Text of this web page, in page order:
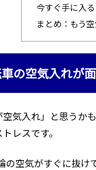
今すぐ手に入
まとめ：もう
の空気入れが
空気入れ」と思うか
レスです。
の空気がすぐに抜け